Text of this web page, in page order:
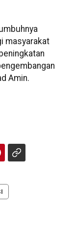
masyarakat
Amin.